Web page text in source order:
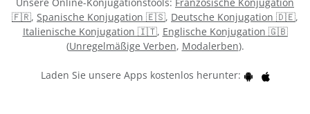
Unsere Online-Konjugationstools: Französische Konjugation
🇫🇷, Spanische Konjugation 🇪🇸, Deutsche Konjugation 🇩🇪,
Italienische Konjugation 🇮🇹, Englische Konjugation 🇬🇧
(Unregelmäßige Verben, Modalerben).
Laden Sie unsere Apps kostenlos herunter: